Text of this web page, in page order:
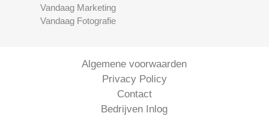
Vandaag Marketing
Vandaag Fotografie
Algemene voorwaarden
Privacy Policy
Contact
Bedrijven Inlog